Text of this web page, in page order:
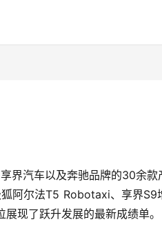
界汽车以及奔驰品牌的30余款
阿尔法T5 Robotaxi、享界S9
现了跃升发展的最新成绩单。